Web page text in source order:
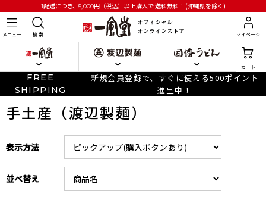
1配送につき、5,000円 （税込）以上購入で送料無料！(沖縄県を除く)
メニュー 検 索 マイページ
カート
FREE
SHIPPING
新規会員登録で、すぐに使える500ポイント
進呈中！
手土産（渡辺製麺）
表示方法
並べ替え